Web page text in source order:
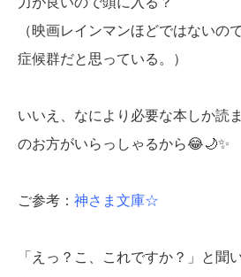
（映画レインマンほどではないの
症候群だと思っている。）
いいえ、なにより必要な本しか読
のお方がいらっしゃるから😂🌙✨
ご参考： 神さま文庫☆
「えっ？こ、これですか？」と聞